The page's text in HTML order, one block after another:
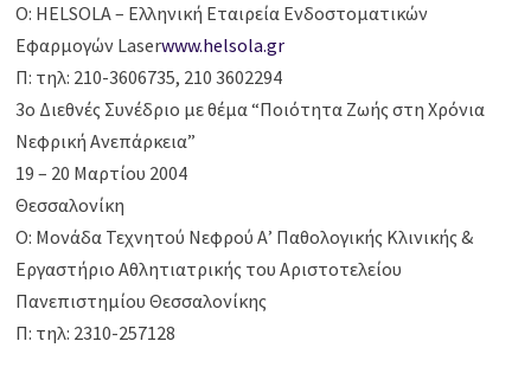
O: HELSOLA – Ελληνική Εταιρεία Ενδοστοματικών
Εφαρμογών Laserwww.helsola.gr
Π: τηλ: 210-3606735, 210 3602294
3ο Διεθνές Συνέδριο με θέμα “Ποιότητα Ζωής στη Χρόνια
Νεφρική Ανεπάρκεια”
19 – 20 Μαρτίου 2004
Θεσσαλονίκη
Ο: Μονάδα Τεχνητού Νεφρού Α’ Παθολογικής Κλινικής &
Εργαστήριο Αθλητιατρικής του Αριστοτελείου
Πανεπιστημίου Θεσσαλονίκης
Π: τηλ: 2310-257128